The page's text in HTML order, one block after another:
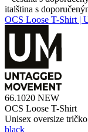
italština s
OCS Loose T-Shirt |
66.1020 NEW
OCS Loose T-Shirt
Unisex oversize
black